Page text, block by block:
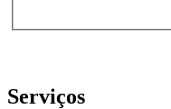
Serviços